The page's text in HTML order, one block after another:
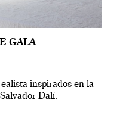
GALA
inspirados en la
Dalí.